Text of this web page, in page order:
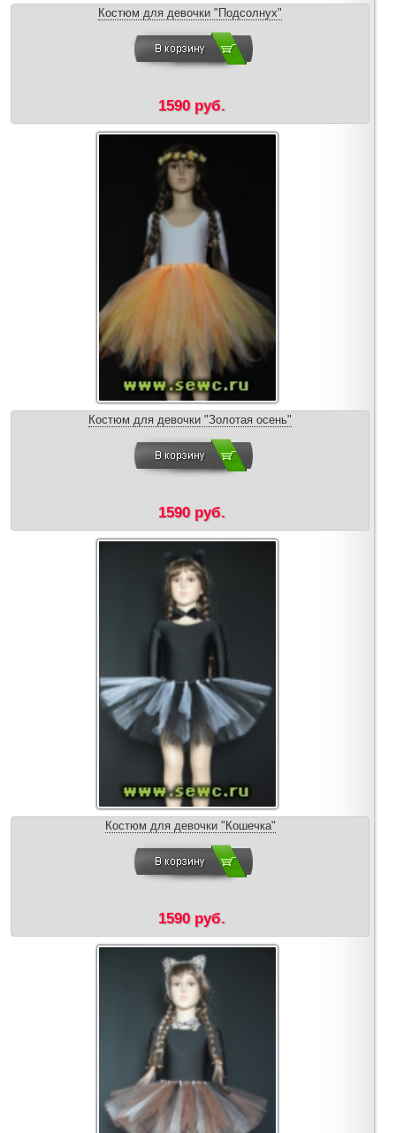
Костюм для девочки "Подсолнух"
1590 руб.
Костюм для девочки "Золотая осень"
1590 руб.
Костюм для девочки "Кошечка"
1590 руб.